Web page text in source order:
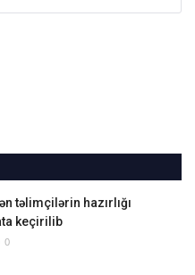
təlimçilərin hazırlığı
keçirilib
0